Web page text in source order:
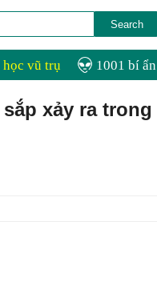
học vũ trụ 1001 bí ẩn
xảy ra trong